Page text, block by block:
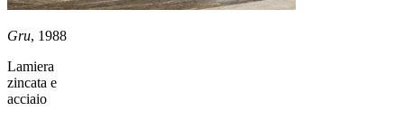
Gru, 1988
Lamiera
zincata e
acciaio